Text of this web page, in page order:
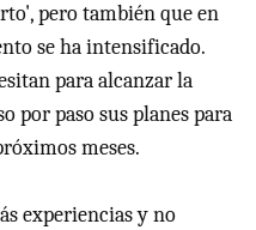
pero también que en
se ha intensificado.
para alcanzar la
por paso sus planes para
meses.
experiencias y no